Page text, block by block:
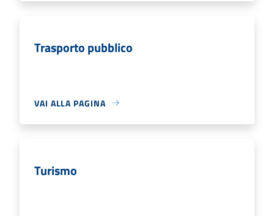
Trasporto pubblico
VAI ALLA PAGINA
Turismo